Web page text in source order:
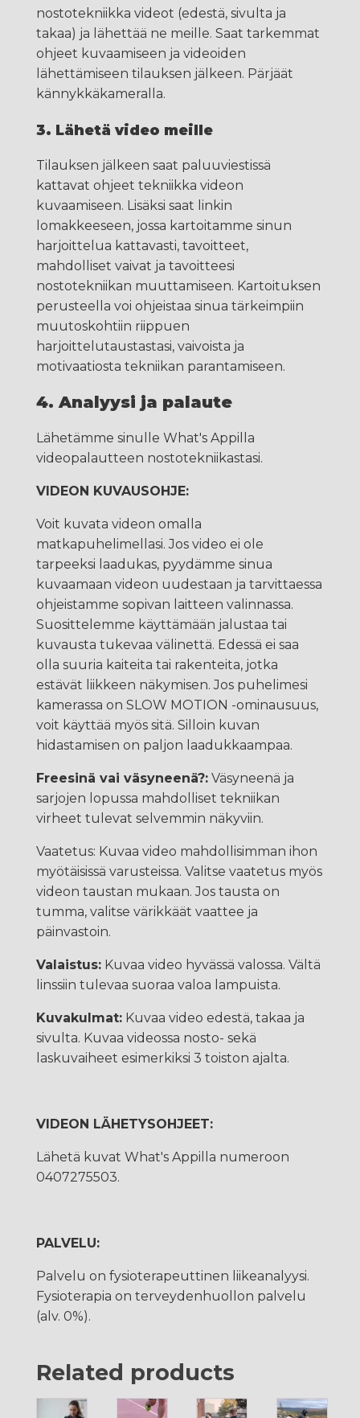
nostotekniikka videot (edestä, sivulta ja
takaa) ja lähettää ne meille. Saat tarkemmat
ohjeet kuvaamiseen ja videoiden
lähettämiseen tilauksen jälkeen. Pärjäät
kännykkäkameralla.
3. Lähetä video meille
Tilauksen jälkeen saat paluuviestissä
kattavat ohjeet tekniikka videon
kuvaamiseen. Lisäksi saat linkin
lomakkeeseen, jossa kartoitamme sinun
harjoittelua kattavasti, tavoitteet,
mahdolliset vaivat ja tavoitteesi
nostotekniikan muuttamiseen. Kartoituksen
perusteella voi ohjeistaa sinua tärkeimpiin
muutoskohtiin riippuen
harjoittelutaustastasi, vaivoista ja
motivaatiosta tekniikan parantamiseen.
4. Analyysi ja palaute
Lähetämme sinulle What's Appilla
videopalautteen nostotekniikastasi.
VIDEON KUVAUSOHJE:
Voit kuvata videon omalla
matkapuhelimellasi. Jos video ei ole
tarpeeksi laadukas, pyydämme sinua
kuvaamaan videon uudestaan ja tarvittaessa
ohjeistamme sopivan laitteen valinnassa.
Suosittelemme käyttämään jalustaa tai
kuvausta tukevaa välinettä. Edessä ei saa
olla suuria kaiteita tai rakenteita, jotka
estävät liikkeen näkymisen. Jos puhelimesi
kamerassa on SLOW MOTION -ominausuus,
voit käyttää myös sitä. Silloin kuvan
hidastamisen on paljon laadukkaampaa.
Freesinä vai väsyneenä?: Väsyneenä ja
sarjojen lopussa mahdolliset tekniikan
virheet tulevat selvemmin näkyviin.
Vaatetus: Kuvaa video mahdollisimman ihon
myötäisissä varusteissa. Valitse vaatetus myös
videon taustan mukaan. Jos tausta on
tumma, valitse värikkäät vaattee ja
päinvastoin.
Valaistus: Kuvaa video hyvässä valossa. Vältä
linssiin tulevaa suoraa valoa lampuista.
Kuvakulmat: Kuvaa video edestä, takaa ja
sivulta. Kuvaa videossa nosto- sekä
laskuvaiheet esimerkiksi 3 toiston ajalta.
VIDEON LÄHETYSOHJEET:
Lähetä kuvat What's Appilla numeroon
0407275503.
PALVELU:
Palvelu on fysioterapeuttinen liikeanalyysi.
Fysioterapia on terveydenhuollon palvelu
(alv. 0%).
Related products
Tällä